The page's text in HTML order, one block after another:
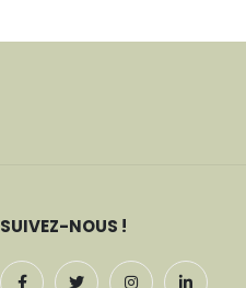
SUIVEZ-NOUS !